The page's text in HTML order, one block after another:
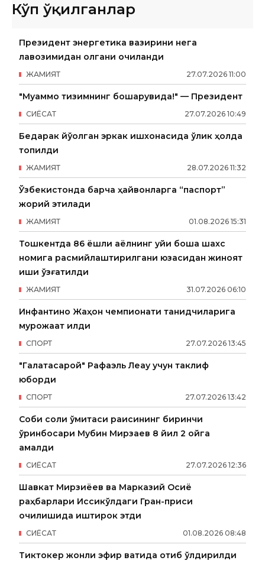
Кўп ўқилганлар
Президент энергетика вазирини нега
лавозимидан олгани очиқланди
27.07.2026 11:00
ЖАМИЯТ
"Муаммо тизимнинг бошқарувида!" — Президент
27.07.2026 10:49
СИËСАТ
Бедарак йўқолган эркак ишхонасида ўлик ҳолда
топилди
28.07.2026 11:32
ЖАМИЯТ
Ўзбекистонда барча ҳайвонларга “паспорт”
жорий этилади
01.08.2026 15:31
ЖАМИЯТ
Тошкентда 86 ёшли аёлнинг уйи бошқа шахс
номига расмийлаштирилгани юзасидан жиноят
иши қўзғатилди
31.07.2026 06:10
ЖАМИЯТ
Инфантино Жаҳон чемпионати танқидчиларига
мурожаат қилди
27.07.2026 13:45
СПОРТ
"Галатасарой" Рафаэль Леау учун таклиф
юборди
27.07.2026 13:42
СПОРТ
Собиқ солиқ қўмитаси раисининг биринчи
ўринбосари Мубин Мирзаев 8 йил 2 ойга
қамалди
27.07.2026 12:36
СИËСАТ
Шавкат Мирзиёев ва Марказий Осиё
раҳбарлари Иссиқкўлдаги Гран-приси
очилишида иштирок этди
01.08.2026 08:48
СИËСАТ
Тиктокер жонли эфир вақтида отиб ўлдирилди